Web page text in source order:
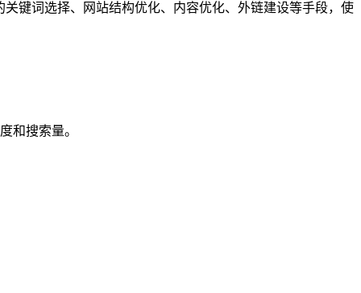
键词选择、网站结构优化、内容优化、外链建设等手段，使
和搜索量。